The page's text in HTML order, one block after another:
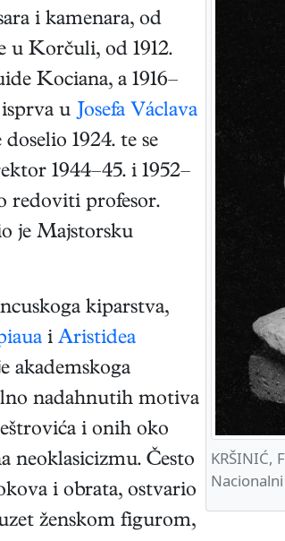
KRŠINIĆ,
i kamenara, od
u Korčuli, od 1912.
Kociana, a 1916–
u Josefa Václava
1924. te se
1944–45. i 1952–
redoviti profesor.
je Majstorsku
kiparstva,
i Aristidea
akademskoga
nadahnutih motiva
i onih oko
neoklasicizmu. Često
i obrata, ostvario
ženskom figurom,